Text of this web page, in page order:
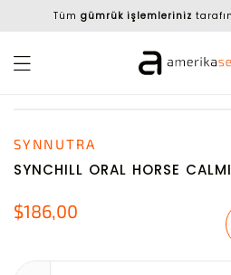
Tüm gümrük işlemleriniz
SYNNUTRA
SYNCHILL ORAL HORSE
$186,00